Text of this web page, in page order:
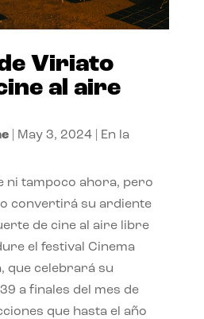
Viriato
al aire
| May 3, 2024|
En la
ni tampoco ahora, pero
convertirá su ardiente
de cine al aire libre
el festival Cinema
que celebrará su
a finales del mes de
que hasta el año